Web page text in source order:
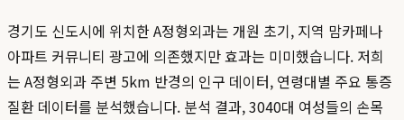
경기도 신도시에 위치한 A정형외과는 개원 초기, 지역 맘카페나
아파트 커뮤니티 광고에 의존했지만 효과는 미미했습니다. 저희
는 A정형외과 주변 5km 반경의 인구 데이터, 연령대별 주요 통증
질환 데이터를 분석했습니다. 분석 결과, 3040대 여성들의 손목